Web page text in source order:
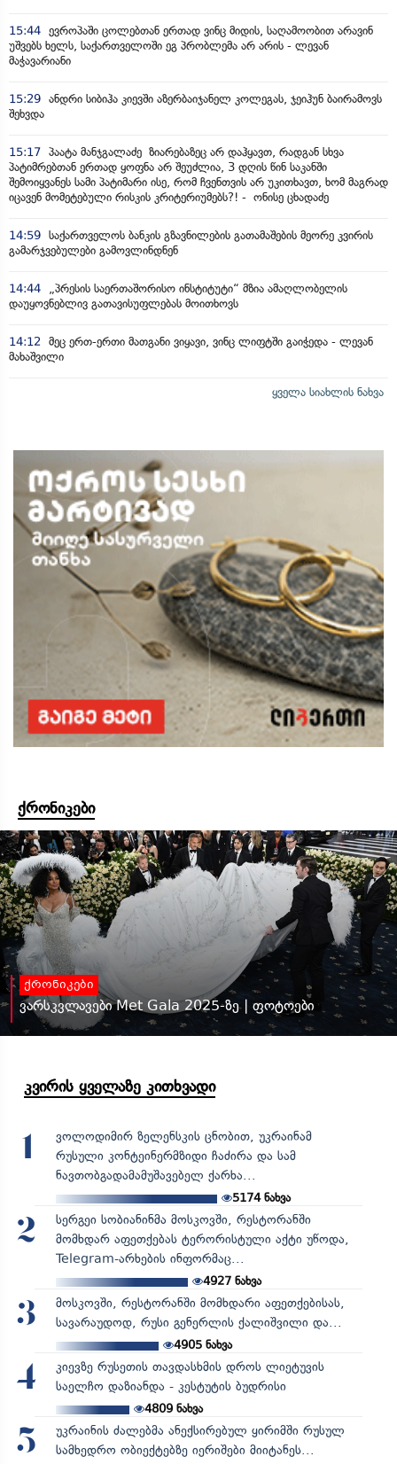
15:44 ევროპაში ცოლებთან ერთად ვინც მიდის, საღამოობით არავინ
უშვებს ხელს, საქართველოში ეგ პრობლემა არ არის - ლევან
მაჭავარიანი
15:29 ანდრი სიბიჰა კიევში აზერბაიჯანელ კოლეგას, ჯეიჰუნ ბაირამოვს
შეხვდა
15:17 პაატა მანჯგალაძე ზიარებაზეც არ დაჰყავთ, რადგან სხვა
პატიმრებთან ერთად ყოფნა არ შეუძლია, 3 დღის წინ საკანში
შემოიყვანეს სამი პატიმარი ისე, რომ ჩვენთვის არ უკითხავთ, ხომ მაგრად
იცავენ მომეტებული რისკის კრიტერიუმებს?! - ონისე ცხადაძე
14:59 საქართველოს ბანკის გზავნილების გათამაშების მეორე კვირის
გამარჯვებულები გამოვლინდნენ
14:44
„პრესის საერთაშორისო ინსტიტუტი“ მზია ამაღლობელის
დაუყოვნებლივ გათავისუფლებას მოითხოვს
14:12 მეც ერთ-ერთი მათგანი ვიყავი, ვინც ლიფტში გაიჭედა - ლევან
მახაშვილი
ყველა სიახლის ნახვა
ქრონიკები
ქრონიკები
ვარსკვლავები Met Gala 2025-ზე | ფოტოები
კვირის ყველაზე კითხვადი
1
ვოლოდიმირ ზელენსკის ცნობით, უკრაინამ
რუსული კონტეინერმზიდი ჩაძირა და სამ
ნავთობგადამამუშავებელ ქარხა...
5174ნახვა
2
სერგეი სობიანინმა მოსკოვში, რესტორანში
მომხდარ აფეთქებას ტერორისტული აქტი უწოდა,
Telegram-არხების ინფორმაც...
4927ნახვა
3
მოსკოვში, რესტორანში მომხდარი აფეთქებისას,
სავარაუდოდ, რუსი გენერლის ქალიშვილი და...
4905ნახვა
4
კიევზე რუსეთის თავდასხმის დროს ლიეტუვის
საელჩო დაზიანდა - კესტუტის ბუდრისი
4809ნახვა
5
უკრაინის ძალებმა ანექსირებულ ყირიმში რუსულ
სამხედრო ობიექტებზე იერიშები მიიტანეს...